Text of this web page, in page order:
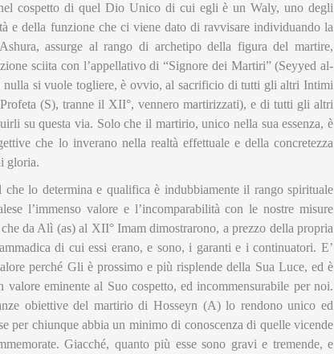
cospetto di quel Dio Unico di cui egli è un Waly, uno degli
e della funzione che ci viene dato di ravvisare individuando la
assurge al rango di archetipo della figura del martire,
sciita con l’appellativo di “Signore dei Martiri” (Seyyed al-
nulla si vuole togliere, è ovvio, al sacrificio di tutti gli altri Intimi
(S), tranne il XII°, vennero martirizzati), e di tutti gli altri
su questa via. Solo che il martirio, unico nella sua essenza, è
che lo inverano nella realtà effettuale e della concretezza
gloria.
lo determina e qualifica è indubbiamente il rango spirituale
l’immenso valore e l’incomparabilità con le nostre misure
da Alì (as) al XII° Imam dimostrarono, a prezzo della propria
di cui essi erano, e sono, i garanti e i continuatori. E’
perché Gli è prossimo e più risplende della Sua Luce, ed è
eminente al Suo cospetto, ed incommensurabile per noi.
obiettive del martirio di Hosseyn (A) lo rendono unico ed
per chiunque abbia un minimo di conoscenza di quelle vicende
Giacché, quanto più esse sono gravi e tremende, e